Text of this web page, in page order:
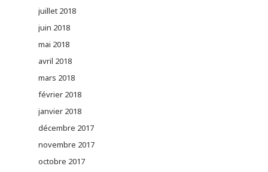
juillet 2018
juin 2018
mai 2018
avril 2018
mars 2018
février 2018
janvier 2018
décembre 2017
novembre 2017
octobre 2017